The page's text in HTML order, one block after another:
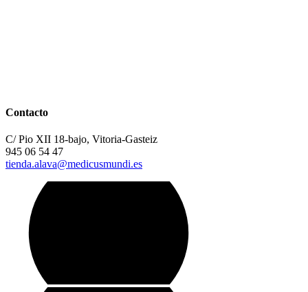
Contacto
C/ Pio XII 18-bajo, Vitoria-Gasteiz
945 06 54 47
tienda.alava@medicusmundi.es